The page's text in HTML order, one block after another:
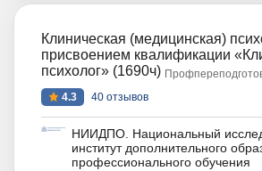
Клиническая (медицинская)
присвоением квалификации
психолог» (1690ч)
4.3
40 отзывов
НИИДПО. Национальный
институт дополнительного
профессионального обучения